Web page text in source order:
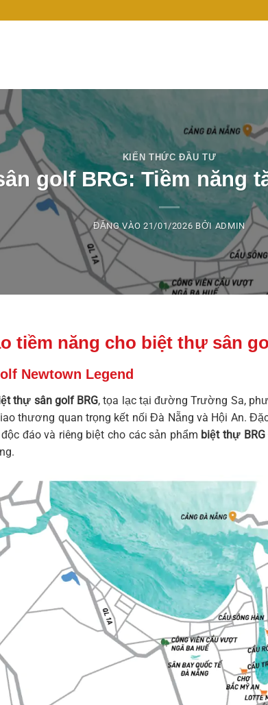
KIẾN THỨC ĐẦU TƯ
golf BRG: Tiềm năng
ĐĂNG VÀO 21/01/2026 BỞIADMIN
tiềm năng cho biệt thự sân
Newtown Legend
thự sân golf BRG, tọa lạc tại đường Trường Sa,
thương quan trọng kết nối Đà Nẵng và Hội An.
đáo và riêng biệt cho các sản phẩm biệt thự
.